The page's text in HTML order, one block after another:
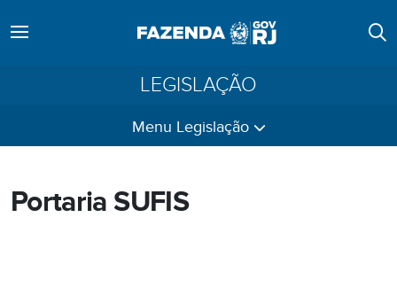
LEGISLAÇÃO
Menu Legislação
Portaria SUFIS